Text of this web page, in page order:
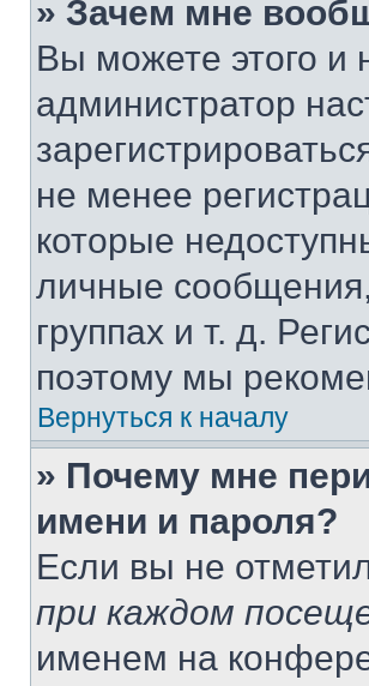
» Зачем мне
Вы можете этого и
администратор
не менее
которые
личные
группах и т. д.
поэтому мы
Вернуться к началу
» Почему мне
имени и пароля?
Если вы не
при каждом
именем на